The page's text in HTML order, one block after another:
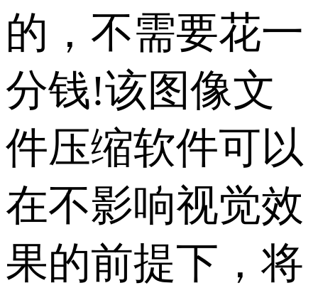
的，不需要花一
分钱!该图像文
件压缩软件可以
在不影响视觉效
果的前提下，将